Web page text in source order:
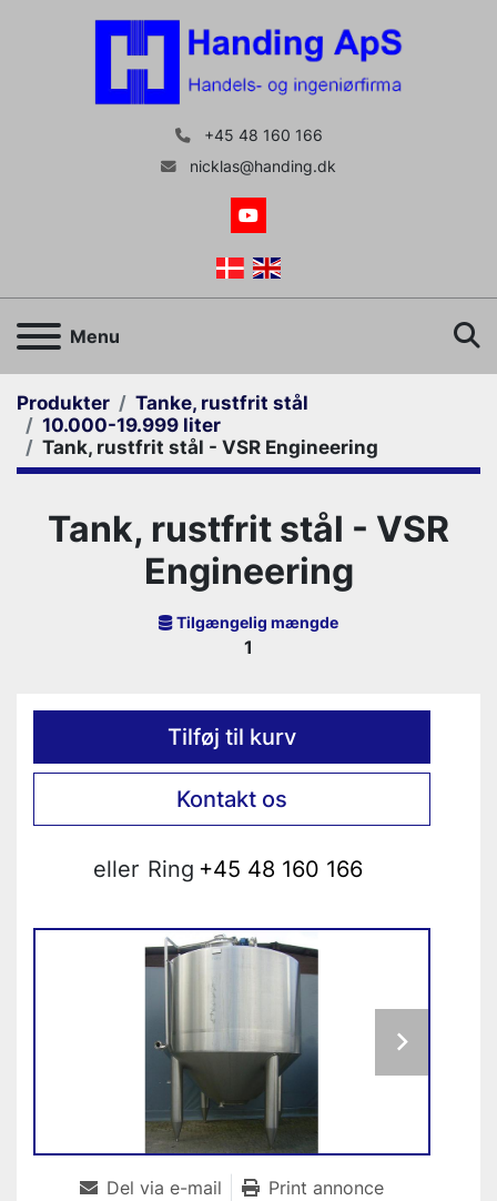
+45 48 160 166
nicklas@handing.dk
youtube
Menu
Produkter
Tanke, rustfrit stål
10.000-19.999 liter
Tank, rustfrit stål - VSR Engineering
Tank, rustfrit stål - VSR
Engineering
Tilgængelig mængde
1
Tilføj til kurv
Kontakt os
eller Ring +45 48 160 166
Del via e-mail Print annonce